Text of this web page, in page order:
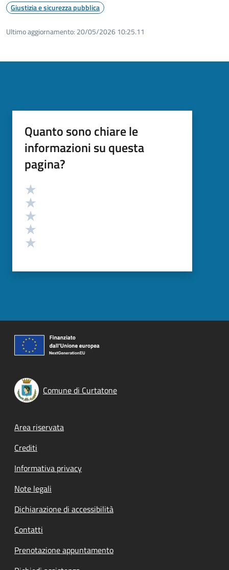
Giustizia e sicurezza pubblica
Ultimo aggiornamento: 20/05/2026 10:25.11
Quanto sono chiare le
informazioni su questa
pagina?
Valutazione
Comune di Curtatone
Footer menu
Area riservata
Crediti
Informativa privacy
Note legali
Dichiarazione di accessibilità
Contatti
Prenotazione appuntamento